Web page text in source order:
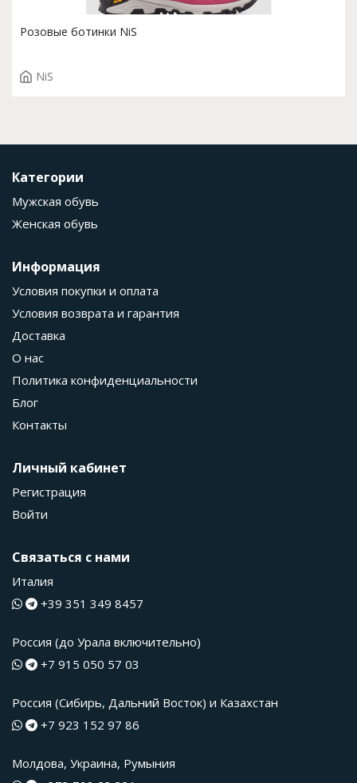
Розовые ботинки NiS
NiS
Категории
Мужская обувь
Женская обувь
Информация
Условия покупки и оплата
Условия возврата и гарантия
Доставка
О нас
Политика конфиденциальности
Блог
Контакты
Личный кабинет
Регистрация
Войти
Связаться с нами
Италия
+39 351 349 8457
Россия (до Урала включительно)
+7 915 050 57 03
Россия (Сибирь, Дальний Восток) и Казахстан
+7 923 152 97 86
Молдова, Украина, Румыния